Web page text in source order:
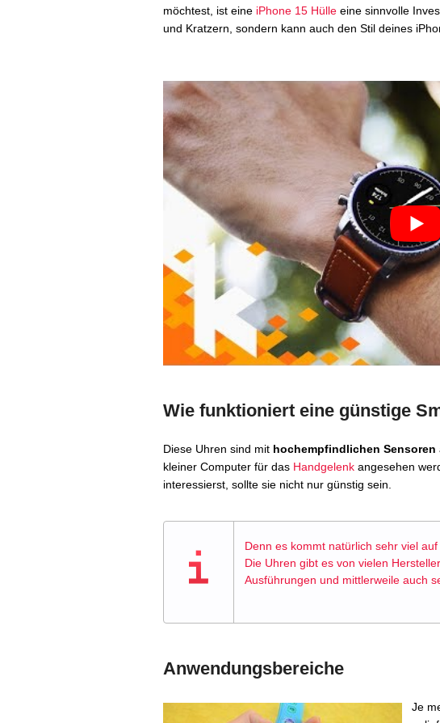
möchtest, ist eine iPhone 15 Hülle eine sinnvolle
und Kratzern, sondern kann auch den Stil deines
Wie funktioniert eine günstige
Diese Uhren sind mit hochempfindlichen Sensoren
kleiner Computer für das Handgelenk angesehen
interessierst, sollte sie nicht nur günstig sein.
Denn es kommt natürlich sehr viel
Die Uhren gibt es von vielen
Ausführungen und mittlerweile auch
Anwendungsbereiche
Je